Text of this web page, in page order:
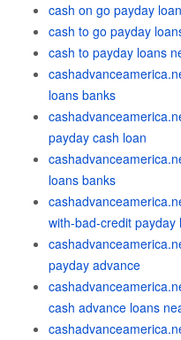
cash on go payday
cash to go payday
cash to payday loans
loans banks
payday cash loan
loans banks
with-bad-credit payday
payday advance
cash advance loans